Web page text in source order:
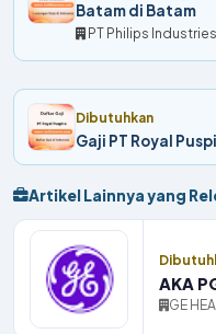
Batam di Batam
PT Philips
Dibutuhkan
Gaji PT Royal
Artikel Lainnya yang
AKA
GE